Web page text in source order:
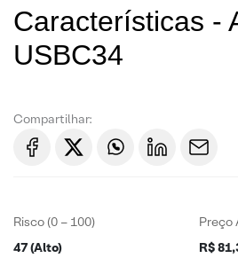
Características -
USBC34
Compartilhar:
Risco (0 – 100)
47 (Alto)
Preço
R$